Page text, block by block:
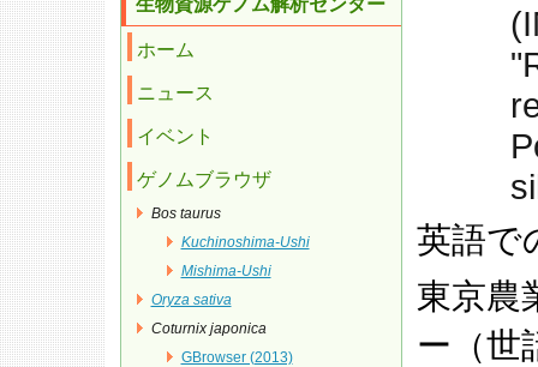
生物資源ゲノム解析センター
ホーム
ニュース
イベント
ゲノムブラウザ
Bos taurus
Kuchinoshima-Ushi
Mishima-Ushi
Oryza sativa
Coturnix japonica
GBrowser (2013)
英語で
東京農
ー（世